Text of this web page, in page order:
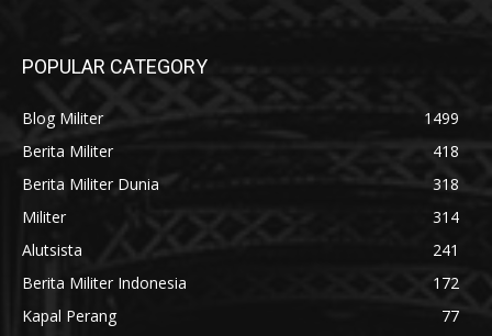
POPULAR CATEGORY
Blog Militer
1499
Berita Militer
418
Berita Militer Dunia
318
Militer
314
Alutsista
241
Berita Militer Indonesia
172
Kapal Perang
77